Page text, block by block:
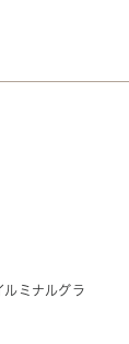
ミナルグラ